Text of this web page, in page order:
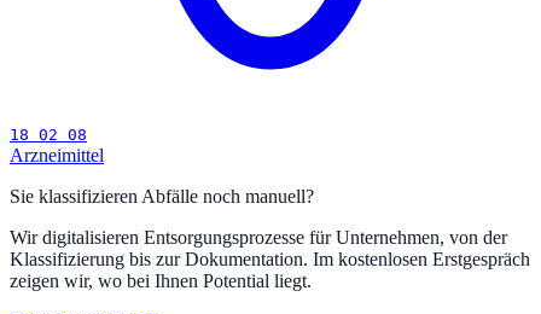
18 02 08
Arzneimittel
Sie klassifizieren Abfälle noch manuell?
Wir digitalisieren Entsorgungsprozesse für Unternehmen, von der
Klassifizierung bis zur Dokumentation. Im kostenlosen Erstgespräch
zeigen wir, wo bei Ihnen Potential liegt.